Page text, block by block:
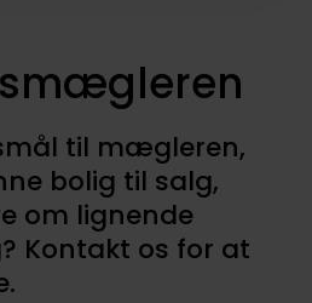
til mægleren,
bolig til salg,
om lignende
Kontakt os for at